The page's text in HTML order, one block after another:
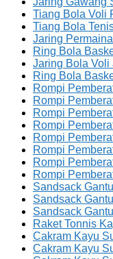
Tiang Bola Voli
Tiang Bola
Jaring
Ring Bola
Jaring Bola Voli
Ring Bola
Rompi
Rompi
Rompi
Rompi
Rompi
Rompi
Rompi
Rompi
Sandsack
Sandsack
Sandsack
Raket Tonnis
Cakram Kayu
Cakram Kayu